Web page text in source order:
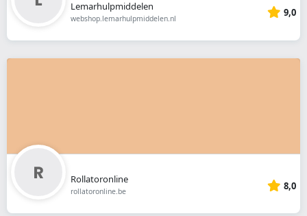
Lemarhulpmiddelen
webshop.lemarhulpmiddelen.nl 9,0
Rollatoronline
rollatoronline.be 8,0